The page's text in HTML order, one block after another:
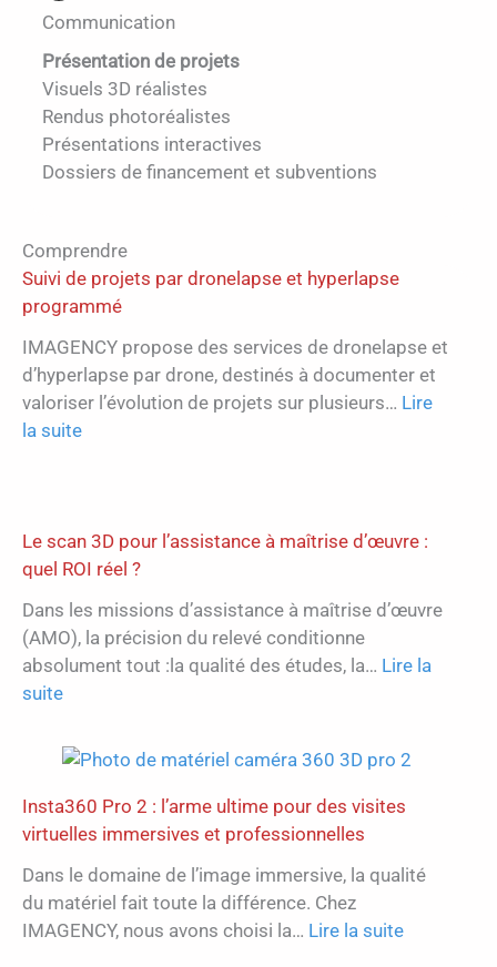
Communication
Présentation de projets
Visuels 3D réalistes
Rendus photoréalistes
Présentations interactives
Dossiers de financement et subventions
Comprendre
Suivi de projets par dronelapse et hyperlapse
programmé
IMAGENCY propose des services de dronelapse et
d’hyperlapse par drone, destinés à documenter et
valoriser l’évolution de projets sur plusieurs… Lire
la suite:
par
dronelapse
hyperlapse
programmé
Le scan 3D pour l’assistance à maîtrise d’œuvre :
quel ROI réel ?
Dans les missions d’assistance à maîtrise d’œuvre
(AMO), la précision du relevé conditionne
absolument tout :la qualité des études, la… Lire la
suite:
scan
pour
l’assistance
maîtrise
d’œuvre
:
Insta360 Pro 2 : l’arme ultime pour des visites
virtuelles immersives et professionnelles
Dans le domaine de l’image immersive, la qualité
du matériel fait toute la différence. Chez
IMAGENCY, nous avons choisi la… Lire la suite: